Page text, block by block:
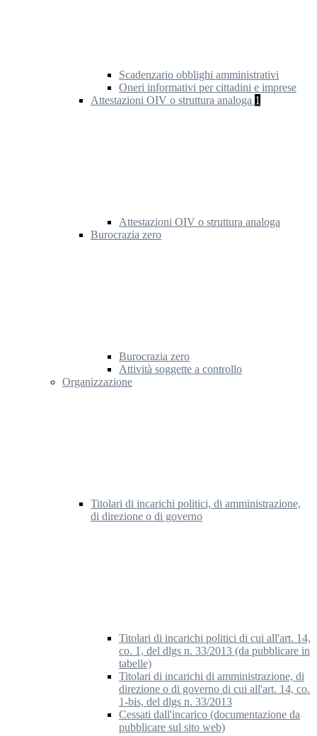
Scadenzario obblighi amministrativi
Oneri informativi per cittadini e imprese
Attestazioni OIV o struttura analoga 1
Attestazioni OIV o struttura analoga
Burocrazia zero
Burocrazia zero
Attività soggette a controllo
Organizzazione
Titolari di incarichi politici, di amministrazione,
di direzione o di governo
Titolari di incarichi politici di cui all'art. 14,
co. 1, del dlgs n. 33/2013 (da pubblicare in
tabelle)
Titolari di incarichi di amministrazione, di
direzione o di governo di cui all'art. 14, co.
1-bis, del dlgs n. 33/2013
Cessati dall'incarico (documentazione da
pubblicare sul sito web)